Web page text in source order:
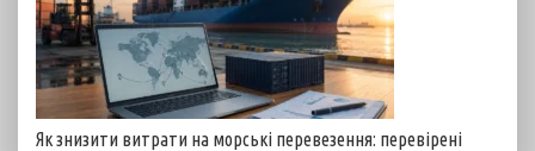
Як знизити витрати на морські перевезення: перевірені